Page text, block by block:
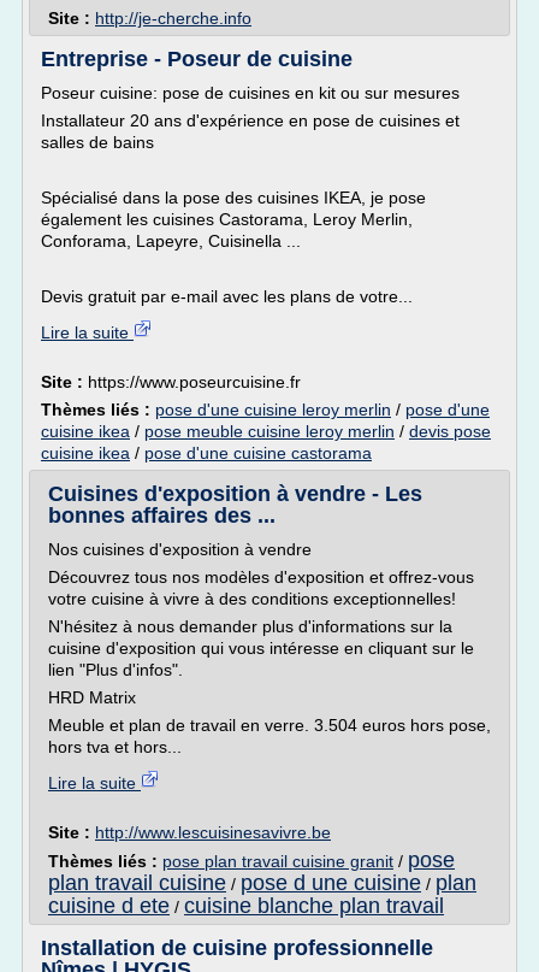
Site : http://je-cherche.info
Entreprise - Poseur de cuisine
Poseur cuisine: pose de cuisines en kit ou sur mesures
Installateur 20 ans d'expérience en pose de cuisines et
salles de bains
Spécialisé dans la pose des cuisines IKEA, je pose
également les cuisines Castorama, Leroy Merlin,
Conforama, Lapeyre, Cuisinella ...
Devis gratuit par e-mail avec les plans de votre...
Lire la suite
Site : https://www.poseurcuisine.fr
Thèmes liés : pose d'une cuisine leroy merlin / pose d'une
cuisine ikea / pose meuble cuisine leroy merlin / devis pose
cuisine ikea / pose d'une cuisine castorama
Cuisines d'exposition à vendre - Les
bonnes affaires des ...
Nos cuisines d'exposition à vendre
Découvrez tous nos modèles d'exposition et offrez-vous
votre cuisine à vivre à des conditions exceptionnelles!
N'hésitez à nous demander plus d'informations sur la
cuisine d'exposition qui vous intéresse en cliquant sur le
lien "Plus d'infos".
HRD Matrix
Meuble et plan de travail en verre. 3.504 euros hors pose,
hors tva et hors...
Lire la suite
Site : http://www.lescuisinesavivre.be
Thèmes liés : pose plan travail cuisine granit / pose
plan travail cuisine / pose d une cuisine / plan
cuisine d ete / cuisine blanche plan travail
Installation de cuisine professionnelle